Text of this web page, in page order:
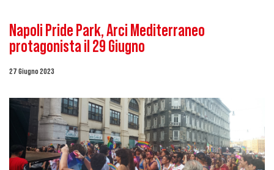
Napoli Pride Park, Arci Mediterraneo
protagonista il 29 Giugno
27 Giugno 2023